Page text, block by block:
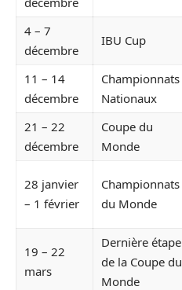
4 – 7
décembre
IBU Cup
11 – 14
décembre
Championnats
Nationaux
21 – 22
décembre
Coupe du
Monde
28 janvier
– 1 février
Championnats
du Monde
19 – 22
mars
Dernière étape
de la Coupe du
Monde